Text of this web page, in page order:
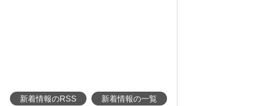
新着情報のRSS 新着情報の一覧